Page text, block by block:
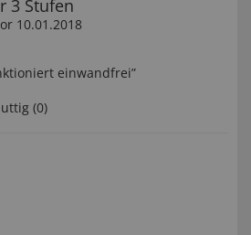
3 Stufen
10.01.2018
einwandfrei”
(0)